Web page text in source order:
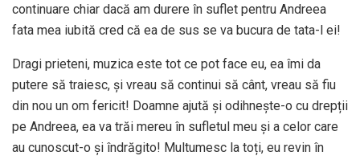
continuare chiar dacă am durere în suflet pentru Andreea
fata mea iubită cred că ea de sus se va bucura de tata-l ei!
Dragi prieteni, muzica este tot ce pot face eu, ea îmi da
putere să traiesc, și vreau să continui să cânt, vreau să fiu
din nou un om fericit! Doamne ajută și odihnește-o cu drepții
pe Andreea, ea va trăi mereu în sufletul meu și a celor care
au cunoscut-o și îndrăgito! Multumesc la toți, eu revin în